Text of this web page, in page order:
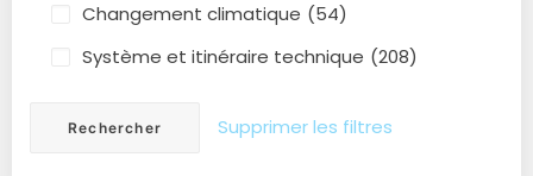
Changement climatique (54)
Système et itinéraire technique (208)
Supprimer les filtres